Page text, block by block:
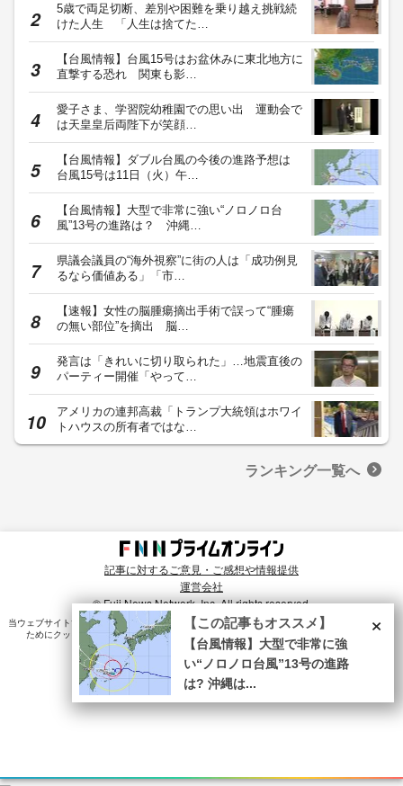
5歳で両足切断、差別や困難を乗り越え挑戦続
けた人生 「人生は捨てた…
【台風情報】台風15号はお盆休みに東北地方に
直撃する恐れ 関東も影…
愛子さま、学習院幼稚園での思い出 運動会で
は天皇皇后両陛下が笑顔…
【台風情報】ダブル台風の今後の進路予想は
台風15号は11日（火）午…
【台風情報】大型で非常に強い“ノロノロ台
風”13号の進路は？ 沖縄…
県議会議員の“海外視察”に街の人は「成功例見
るなら価値ある」「市…
【速報】女性の脳腫瘍摘出手術で誤って“腫瘍
の無い部位”を摘出 脳…
発言は「きれいに切り取られた」…地震直後の
パーティー開催「やって…
アメリカの連邦高裁「トランプ大統領はホワイ
トハウスの所有者ではな…
ランキング一覧へ
記事に対するご意見・ご感想や情報提供
運営会社
© Fuji News Network, Inc. All rights reserved.
当ウェブサイトでは、ユーザのニーズ・興味・関⼼に合致したコンテンツや広告配信を提供する
ためにクッキーを使⽤しています。詳細は、
プライバシーポリシー をご確認ください。×
【この記事もオススメ】
【台風情報】大型で非常に強
い“ノロノロ台風”13号の進路
は? 沖縄は...